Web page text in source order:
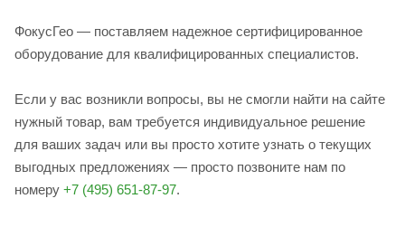
ФокусГео — поставляем надежное сертифицированное
оборудование для квалифицированных специалистов.
Если у вас возникли вопросы, вы не смогли найти на сайте
нужный товар, вам требуется индивидуальное решение
для ваших задач или вы просто хотите узнать о текущих
выгодных предложениях — просто позвоните нам по
номеру +7 (495) 651-87-97.